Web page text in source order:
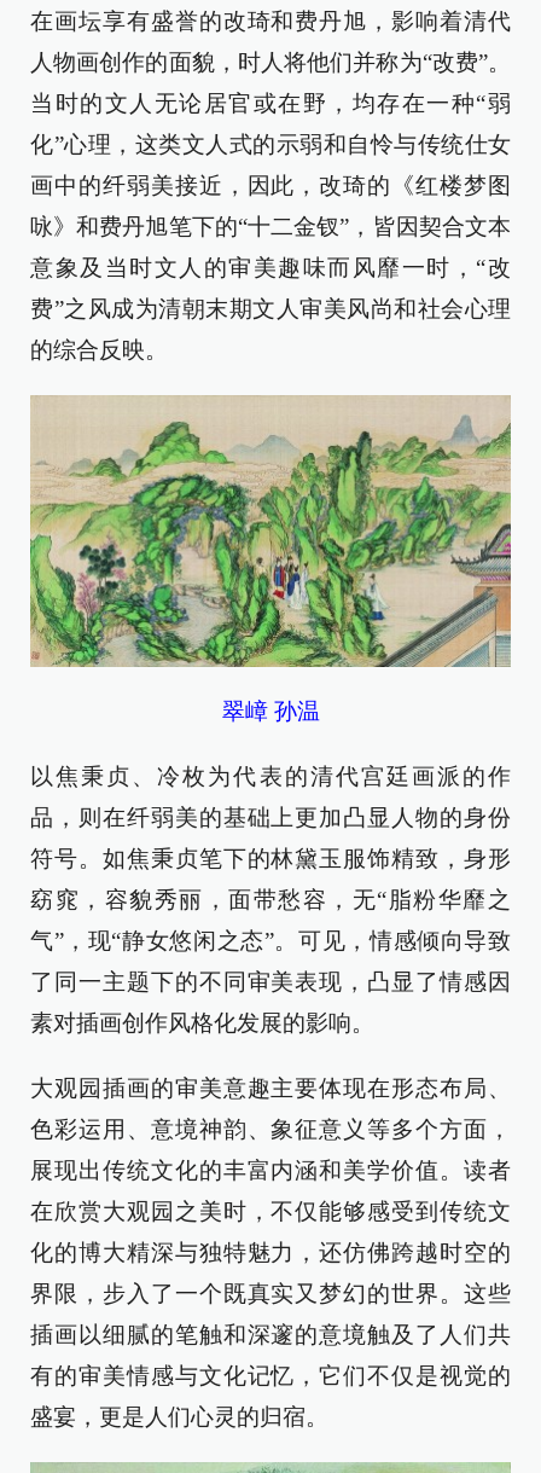
在画坛享有盛誉的改琦和费丹旭，影响着清代
人物画创作的面貌，时人将他们并称为“改费”。
当时的文人无论居官或在野，均存在一种“弱
化”心理，这类文人式的示弱和自怜与传统仕女
画中的纤弱美接近，因此，改琦的《红楼梦图
咏》和费丹旭笔下的“十二金钗”，皆因契合文本
意象及当时文人的审美趣味而风靡一时，“改
费”之风成为清朝末期文人审美风尚和社会心理
的综合反映。
翠嶂 孙温
以焦秉贞、冷枚为代表的清代宫廷画派的作
品，则在纤弱美的基础上更加凸显人物的身份
符号。如焦秉贞笔下的林黛玉服饰精致，身形
窈窕，容貌秀丽，面带愁容，无“脂粉华靡之
气”，现“静女悠闲之态”。可见，情感倾向导致
了同一主题下的不同审美表现，凸显了情感因
素对插画创作风格化发展的影响。
大观园插画的审美意趣主要体现在形态布局、
色彩运用、意境神韵、象征意义等多个方面，
展现出传统文化的丰富内涵和美学价值。读者
在欣赏大观园之美时，不仅能够感受到传统文
化的博大精深与独特魅力，还仿佛跨越时空的
界限，步入了一个既真实又梦幻的世界。这些
插画以细腻的笔触和深邃的意境触及了人们共
有的审美情感与文化记忆，它们不仅是视觉的
盛宴，更是人们心灵的归宿。